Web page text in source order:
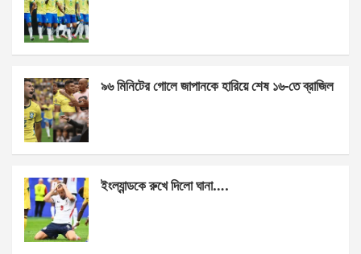
o
o
k
g
er
p
৯৬ মিনিটের গোলে জাপানকে হারিয়ে শেষ ১৬-তে ব্রাজিল
ইংল্যান্ডকে রুখে দিলো ঘানা….